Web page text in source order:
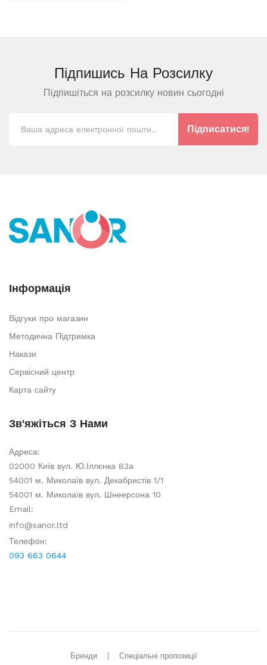
Підпишись На Розсилку
Підпишіться на розсилку новин сьогодні
Підписатися!
Інформація
Відгуки про магазин
Методична Підтримка
Накази
Сервісний центр
Карта сайту
Зв'яжіться З Нами
Адреса:
02000 Київ вул. Ю.Іллєнка 83а
54001 м. Миколаїв вул. Декабристів 1/1
54001 м. Миколаїв вул. Шнеерсона 10
Email:
info@sanor.ltd
Телефон:
093 663 0644
Бренди Спеціальні пропозиції